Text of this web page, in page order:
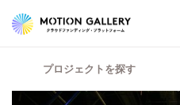
プロジェクトを探す